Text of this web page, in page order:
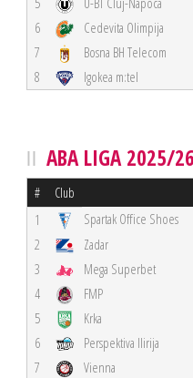
6
Cedevita Olimpija
7
Bosna BH Telecom
8
Igokea m:tel
ABA LIGA 2025/
# Club
1 Spartak Office Shoes
2
Zadar
3
Mega Superbet
4
FMP
5
Krka
6
Perspektiva Ilirija
7
Vienna